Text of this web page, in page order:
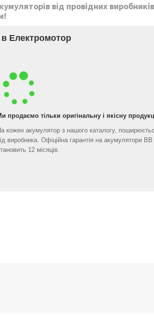
від провідних виробників
Електромотор
продаємо тільки оригінальну і якісну
кожен акумулятор з нашого каталогу,
виробника. Офіційна гарантія на акумулятори
12 місяців.